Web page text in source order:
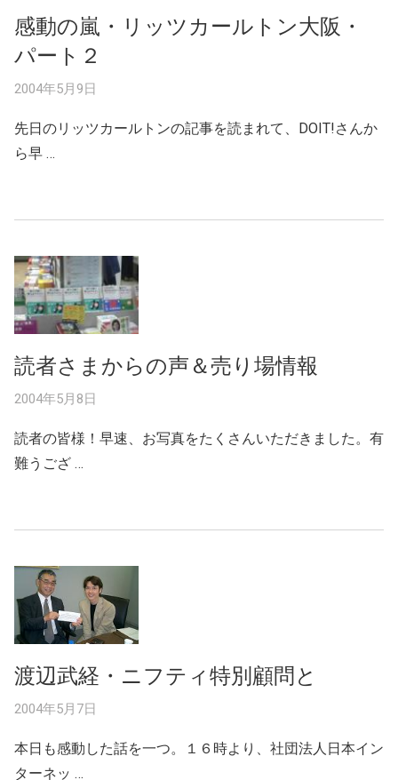
感動の嵐・リッツカールトン大阪・
パート２
2004年5月9日
先日のリッツカールトンの記事を読まれて、DOIT!さんか
ら早 …
読者さまからの声＆売り場情報
2004年5月8日
読者の皆様！早速、お写真をたくさんいただきました。有
難うござ …
渡辺武経・ニフティ特別顧問と
2004年5月7日
本日も感動した話を一つ。１６時より、社団法人日本イン
ターネッ …